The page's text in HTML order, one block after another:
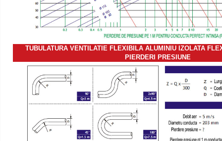
TUBULATURA VENTILATIE FLEXIBILA ALUMINIU IZOLATA
PIERDERI PRESIUNE